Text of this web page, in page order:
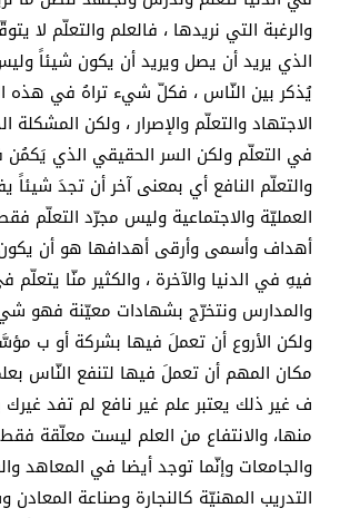
والرغبة التي نريدها ، فالعلم والتعلّم لا
الذي يريد أن يصل ويريد أن يكون شيئاً
يُذكر بين النّاس ، فكلّ شيء تراهُ في هذه
الاجتهاد والتعلّم والإصرار ، ولكن المشكلة
في التعلّم ولكن السر الحقيقي الذي يَكمُن
والتعلّم النافع أي بمعنى آخر أن تجدَ شيئاً
العمليّة والاجتماعية وليس مجرّد التعلّم
أهداف وأسمى وأرقى أهدافها هو أن يكون
فيهِ في الدنيا والآخرة ، والكثير منّا يتعلّم
والمدارس ونتخرّج بشهادات معيّنة فهو
ولكن الأروع أن تعملَ فيها بشركة أو ب
مكان المهم أن تعملَ فيها لتنفع النّاس
ف غير ذلك يعتبر علم غير نافع لم تفد
منها، والانتفاع من العلم ليست معلّقة
والجامعات وإنّما توجد أيضا في المعاهد
التدريب المهنيّة كالنجارة وصناعة